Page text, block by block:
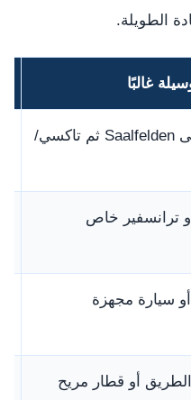
الطويلة.
غالبًا
قطار إلى Saalfelden ثم تاكسي/
ترانسفير خاص
أو سيارة مجهزة
أو قطار مريح